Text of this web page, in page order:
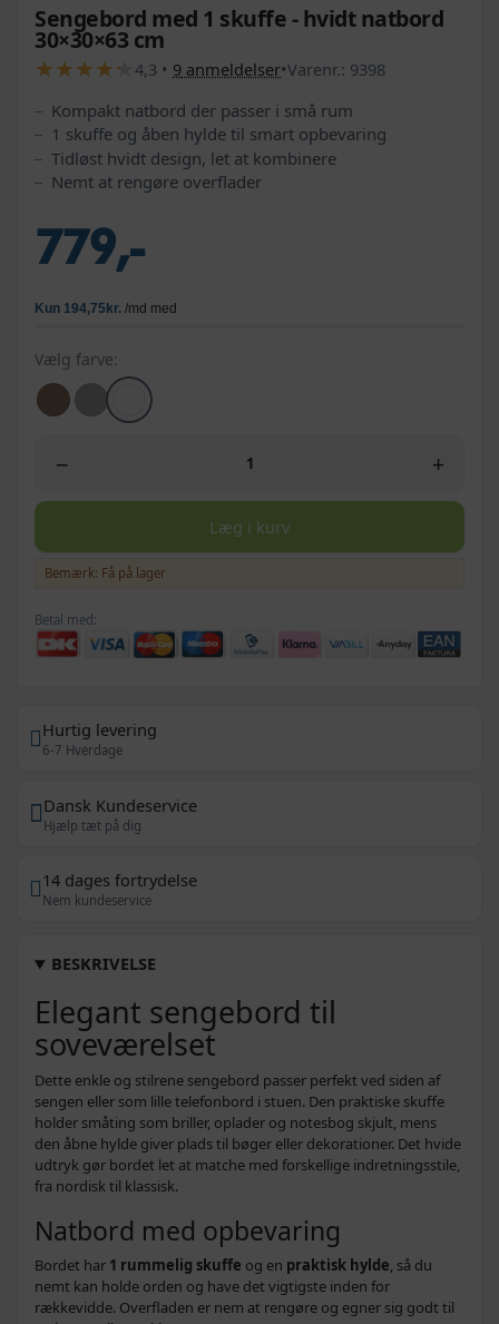
Sengebord med 1 skuffe - hvidt natbord
30×30×63 cm
★
★★
★★
★★
★★★ 4,3 • 9 anmeldelser•Varenr.: 9398
Kompakt natbord der passer i små rum
1 skuffe og åben hylde til smart opbevaring
Tidløst hvidt design, let at kombinere
Nemt at rengøre overflader
779,-
Vælg farve:
− +
Læg i kurv
Bemærk: Få på lager
Betal med:
Hurtig levering
6-7 Hverdage
Dansk Kundeservice
Hjælp tæt på dig
14 dages fortrydelse
Nem kundeservice
BESKRIVELSE
Elegant sengebord til
soveværelset
Dette enkle og stilrene sengebord passer perfekt ved siden af
sengen eller som lille telefonbord i stuen. Den praktiske skuffe
holder småting som briller, oplader og notesbog skjult, mens
den åbne hylde giver plads til bøger eller dekorationer. Det hvide
udtryk gør bordet let at matche med forskellige indretningsstile,
fra nordisk til klassisk.
Natbord med opbevaring
Bordet har 1 rummelig skuffe og en praktisk hylde, så du
nemt kan holde orden og have det vigtigste inden for
rækkevidde. Overfladen er nem at rengøre og egner sig godt til